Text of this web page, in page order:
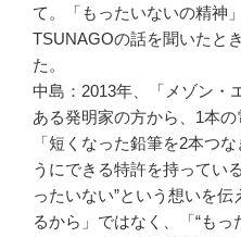
て。「もったいないの精神
TSUNAGOの話を聞いたと
た。
中島：2013年、「メゾン・
ある発明家の方から、1本の
「短くなった鉛筆を2本つ
うにできる特許を持ってい
ったいない”という想いを
るから」ではなく、「“もっ